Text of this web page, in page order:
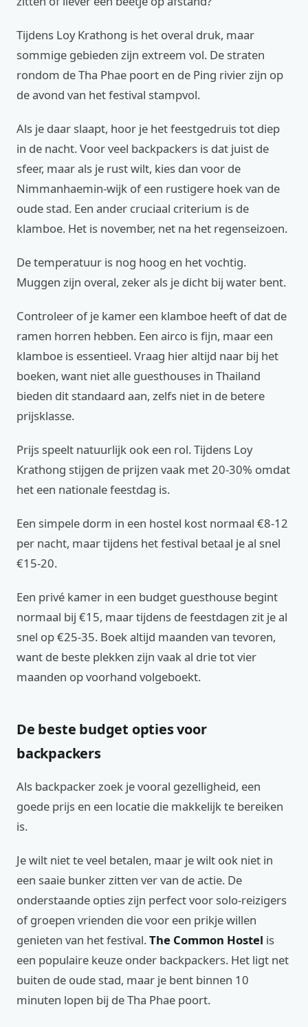
Tijdens Loy Krathong is het overal druk, maar
sommige gebieden zijn extreem vol. De straten
rondom de Tha Phae poort en de Ping rivier zijn op
de avond van het festival stampvol.
Als je daar slaapt, hoor je het feestgedruis tot diep
in de nacht. Voor veel backpackers is dat juist de
sfeer, maar als je rust wilt, kies dan voor de
Nimmanhaemin-wijk of een rustigere hoek van de
oude stad. Een ander cruciaal criterium is de
klamboe. Het is november, net na het regenseizoen.
De temperatuur is nog hoog en het vochtig.
Muggen zijn overal, zeker als je dicht bij water bent.
Controleer of je kamer een klamboe heeft of dat de
ramen horren hebben. Een airco is fijn, maar een
klamboe is essentieel. Vraag hier altijd naar bij het
boeken, want niet alle guesthouses in Thailand
bieden dit standaard aan, zelfs niet in de betere
prijsklasse.
Prijs speelt natuurlijk ook een rol. Tijdens Loy
Krathong stijgen de prijzen vaak met 20-30% omdat
het een nationale feestdag is.
Een simpele dorm in een hostel kost normaal €8-12
per nacht, maar tijdens het festival betaal je al snel
€15-20.
Een privé kamer in een budget guesthouse begint
normaal bij €15, maar tijdens de feestdagen zit je al
snel op €25-35. Boek altijd maanden van tevoren,
want de beste plekken zijn vaak al drie tot vier
maanden op voorhand volgeboekt.
De beste budget opties voor
backpackers
Als backpacker zoek je vooral gezelligheid, een
goede prijs en een locatie die makkelijk te bereiken
is.
Je wilt niet te veel betalen, maar je wilt ook niet in
een saaie bunker zitten ver van de actie. De
onderstaande opties zijn perfect voor solo-reizigers
of groepen vrienden die voor een prikje willen
genieten van het festival.The Common Hostel is
een populaire keuze onder backpackers. Het ligt net
buiten de oude stad, maar je bent binnen 10
minuten lopen bij de Tha Phae poort.